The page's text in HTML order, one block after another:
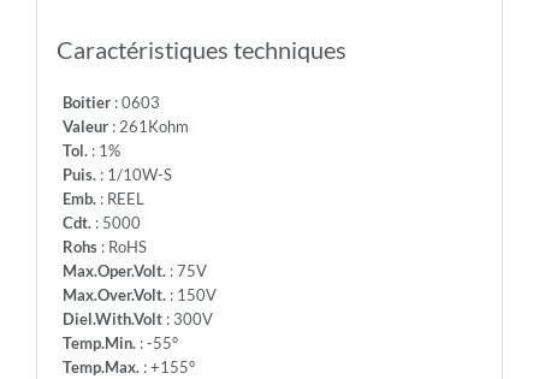
Caractéristiques techniques
Boitier: 0603
Valeur: 261Kohm
Tol.: 1%
Puis.: 1/10W-S
Emb.: REEL
Cdt.: 5000
Rohs: RoHS
Max.Oper.Volt.: 75V
Max.Over.Volt.: 150V
Diel.With.Volt: 300V
Temp.Min.: -55°
Temp.Max.: +155°